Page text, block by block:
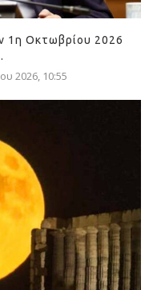
1η Οκτωβρίου 2026
2026, 10:55